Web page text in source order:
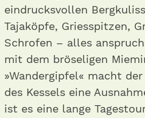
eindrucksvollen
Tajaköpfe, Griesspitzen,
Schrofen – alles
mit dem bröseligen
»Wandergipfel« macht
des Kessels eine
ist es eine lange